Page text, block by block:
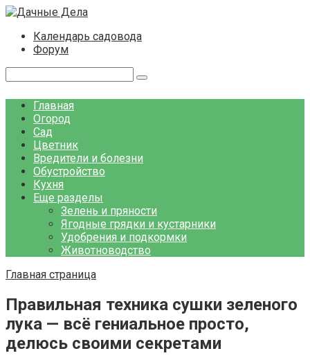
Перейти
контентуКалендарь садовода
Форум
Главная
Огород
Сад
Цветник
Вредители и болезни
Обустройство
Кухня
Еще разделы
Зелень и пряности
Ягодные грядки и кустарники
Удобрения и подкормки
Животноводство
Главная страница
Правильная техника сушки зеленого
лука — всё гениальное просто,
делюсь своими секретами